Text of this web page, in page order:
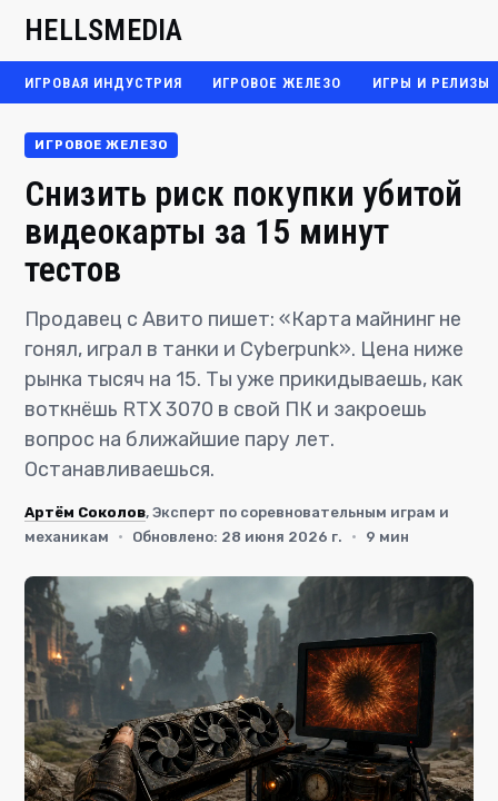
HELLSMEDIA
ИГРОВАЯ ИНДУСТРИЯ ИГРОВОЕ ЖЕЛЕЗО ИГРЫ И РЕЛИЗЫ
ИГРОВОЕ ЖЕЛЕЗО
Снизить риск покупки убитой
видеокарты за 15 минут
тестов
Продавец с Авито пишет: «Карта майнинг не
гонял, играл в танки и Cyberpunk». Цена ниже
рынка тысяч на 15. Ты уже прикидываешь, как
воткнёшь RTX 3070 в свой ПК и закроешь
вопрос на ближайшие пару лет.
Останавливаешься.
Артём Соколов, Эксперт по соревновательным играм и
механикам
· Обновлено: 28 июня 2026 г. · 9 мин